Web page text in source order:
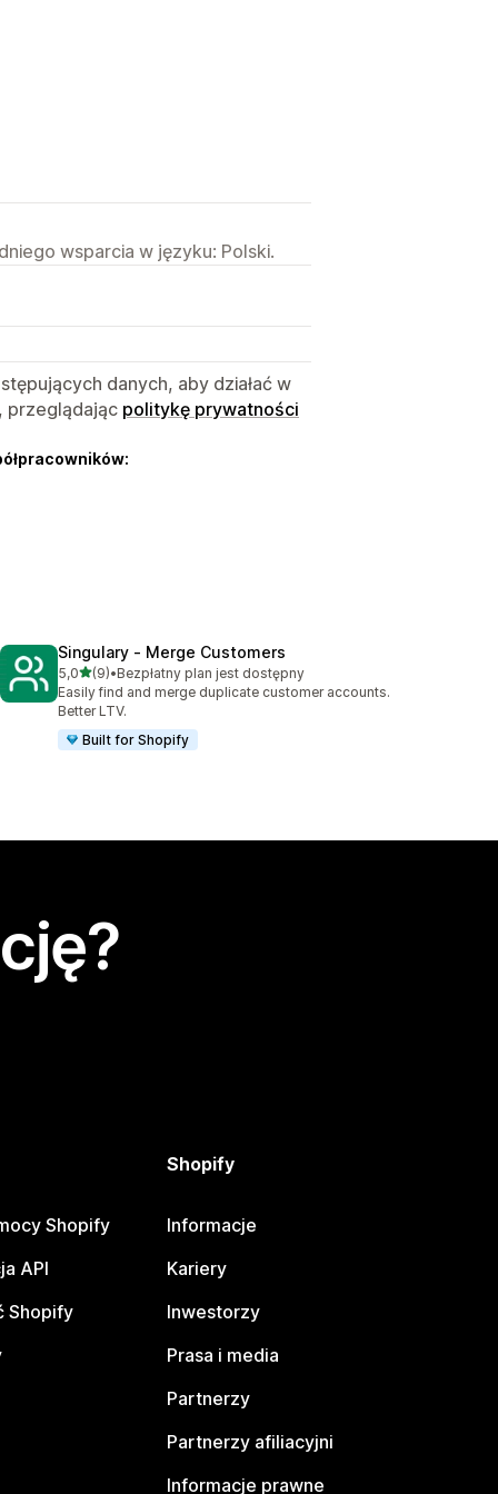
wsparcia w języku: Polski.
danych, aby działać w
przeglądając politykę prywatności
Singulary ‑ Merge Customers
5,0na 5 gwiazdek
(9)
Łączna liczba recenzji: 9
•Bezpłatny plan jest dostępny
Easily find and merge duplicate customer accounts.
Better LTV.
Built for Shopify
Shopify
API
Shopify
Shopify
Informacje
Kariery
Inwestorzy
Prasa i media
Partnerzy
Partnerzy afiliacyjni
Informacje prawne